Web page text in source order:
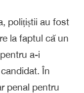
polițiștii au fost
la faptul că un
a-i
În
penal pentru